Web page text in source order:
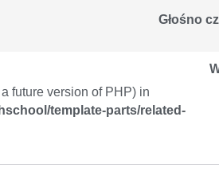
Głośno
future version of PHP) in
template-parts/related-